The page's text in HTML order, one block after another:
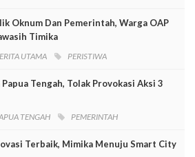
Oknum Dan Pemerintah, Warga OAP
Timika
UTAMA PERISTIWA
Tengah, Tolak Provokasi Aksi 3
TENGAH PEMERINTAH
Terbaik, Mimika Menuju Smart City